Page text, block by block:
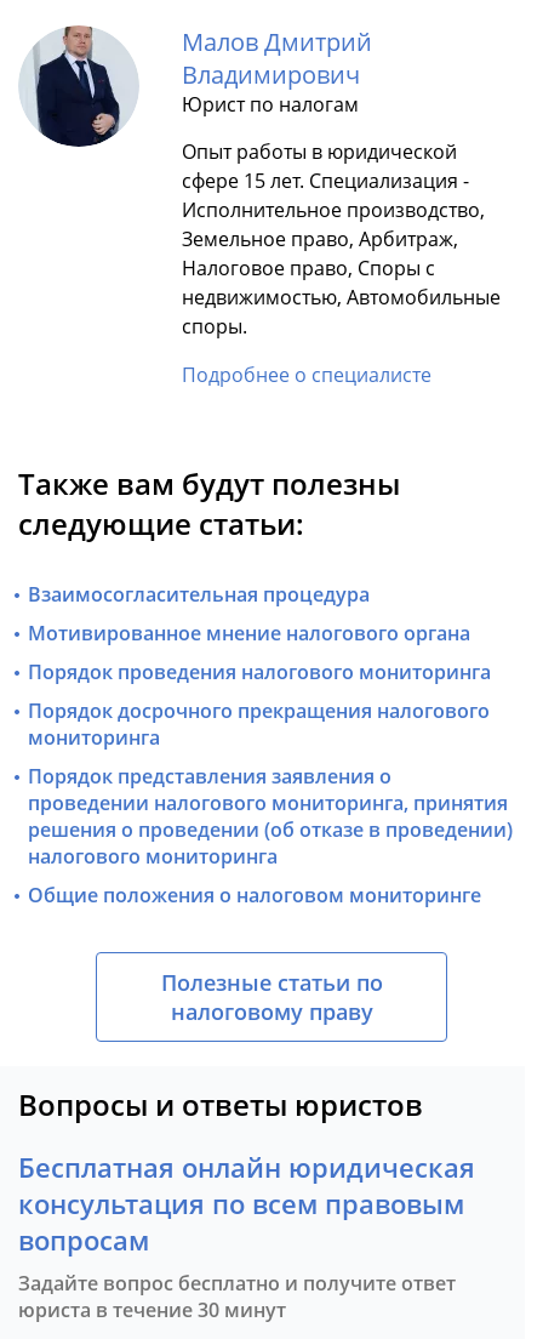
Малов Дмитрий
Владимирович
Юрист по налогам
Опыт работы в юридической
сфере 15 лет. Специализация -
Исполнительное производство,
Земельное право, Арбитраж,
Налоговое право, Споры с
недвижимостью, Автомобильные
споры.
Подробнее о специалисте
Также вам будут полезны
следующие статьи:
Взаимосогласительная процедура
Мотивированное мнение налогового органа
Порядок проведения налогового мониторинга
Порядок досрочного прекращения налогового
мониторинга
Порядок представления заявления о
проведении налогового мониторинга, принятия
решения о проведении (об отказе в проведении)
налогового мониторинга
Общие положения о налоговом мониторинге
Полезные статьи по
налоговому праву
Вопросы и ответы юристов
Бесплатная онлайн юридическая
консультация по всем правовым
вопросам
Задайте вопрос бесплатно и получите ответ
юриста в течение 30 минут